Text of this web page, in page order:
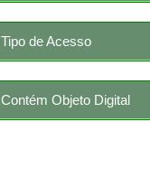
Tipo de Acesso
Contém Objeto Digital